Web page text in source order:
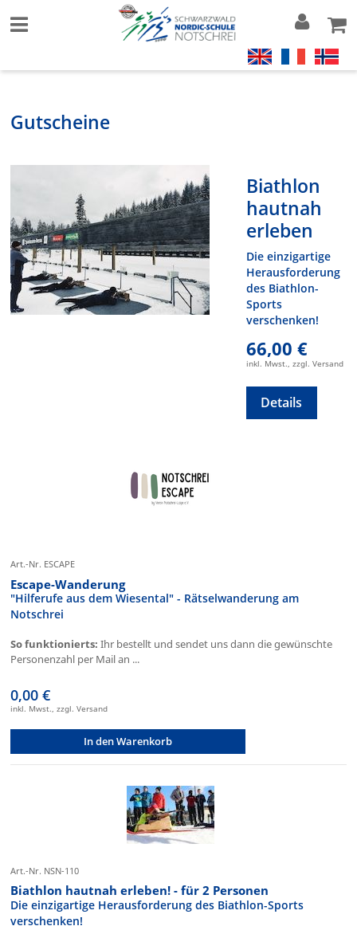
Gutscheine
Biathlon
hautnah
erleben
Die einzigartige
Herausforderung
des Biathlon-
Sports
verschenken!
66,00 €
inkl. Mwst., zzgl. Versand
Details
Art.-Nr. ESCAPE
Escape-Wanderung
"Hilferufe aus dem Wiesental" - Rätselwanderung am
Notschrei
So funktionierts: Ihr bestellt und sendet uns dann die gewünschte
Personenzahl per Mail an ...
0,00 €
inkl. Mwst., zzgl. Versand
In den Warenkorb
Art.-Nr. NSN-110
Biathlon hautnah erleben! - für 2 Personen
Die einzigartige Herausforderung des Biathlon-Sports
verschenken!